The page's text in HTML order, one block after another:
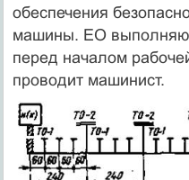
обеспечения
машины. ЕО
перед началом
проводит машинист.